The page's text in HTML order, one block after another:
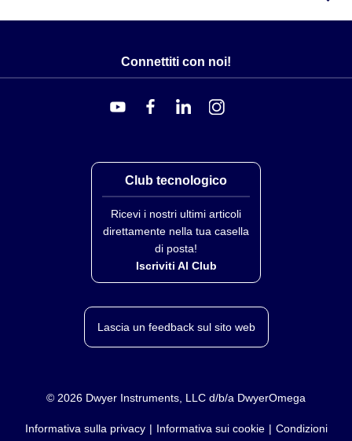
Connettiti con noi!
Club tecnologico
Ricevi i nostri ultimi articoli
direttamente nella tua casella
di posta!
Iscriviti Al Club
Lascia un feedback sul sito web
© 2026 Dwyer Instruments, LLC d/b/a DwyerOmega
Informativa sulla privacy Informativa sui cookie Condizioni